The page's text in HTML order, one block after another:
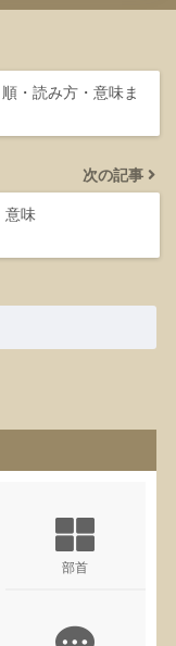
・読み方・意味ま
次の記事
意味
部首